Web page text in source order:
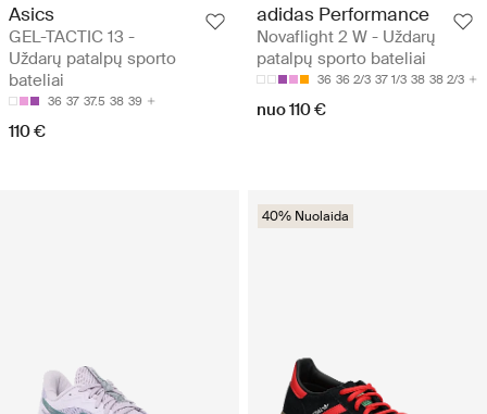
Asics
GEL-TACTIC 13 -
Uždarų patalpų sporto
bateliai
36 37 37.5 38 39
110 €
adidas Performance
Novaflight 2 W - Uždarų
patalpų sporto bateliai
36 36 2/3 37 1/3 38 38 2/3
nuo 110 €
40% Nuolaida